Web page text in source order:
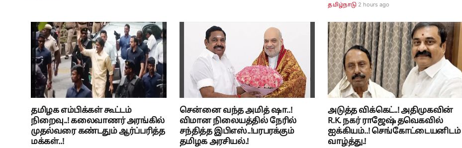
தமிழ்நாடு 2 hours ago
தமிழக எம்பிக்கள் கூட்டம்
நிறைவு..! கலைவாணர் அரங்கில்
முதல்வரை கண்டதும் ஆர்ப்பரித்த
மக்கள்..!
சென்னை வந்த அமித் ஷா..!
விமான நிலையத்தில் நேரில்
சந்தித்த இபிஎஸ்..!பரபரக்கும்
தமிழக அரசியல்.!
அடுத்த விக்கெட்..! அதிமுகவின்
R.K. நகர் ராஜேஷ் தவெகவில்
ஐக்கியம்..! செங்கோட்டையனிடம்
வாழ்த்து.!